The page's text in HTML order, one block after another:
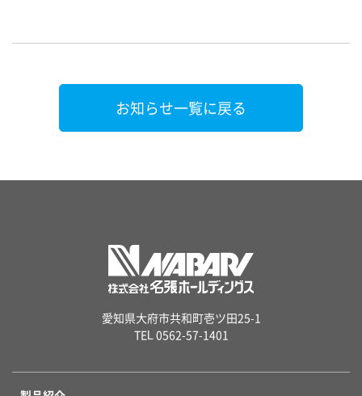
お知らせ一覧に戻る
愛知県大府市共和町壱ツ田25-1
TEL 0562-57-1401